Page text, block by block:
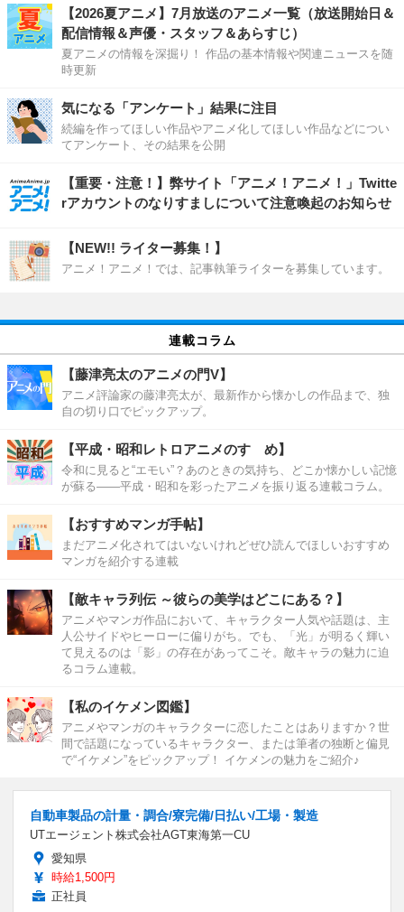
【2026夏アニメ】7月放送のアニメ一覧（放送開始日＆
配信情報＆声優・スタッフ＆あらすじ）
夏アニメの情報を深掘り！ 作品の基本情報や関連ニュースを随
時更新
気になる「アンケート」結果に注目
続編を作ってほしい作品やアニメ化してほしい作品などについ
てアンケート、その結果を公開
【重要・注意！】弊サイト「アニメ！アニメ！」Twitte
rアカウントのなりすましについて注意喚起のお知らせ
【NEW!! ライター募集！】
アニメ！アニメ！では、記事執筆ライターを募集しています。
連載コラム
【藤津亮太のアニメの門V】
アニメ評論家の藤津亮太が、最新作から懐かしの作品まで、独
自の切り口でピックアップ。
【平成・昭和レトロアニメのすゝめ】
令和に見ると“エモい”？あのときの気持ち、どこか懐かしい記憶
が蘇る――平成・昭和を彩ったアニメを振り返る連載コラム。
【おすすめマンガ手帖】
まだアニメ化されてはいないけれどぜひ読んでほしいおすすめ
マンガを紹介する連載
【敵キャラ列伝 ～彼らの美学はどこにある？】
アニメやマンガ作品において、キャラクター人気や話題は、主
人公サイドやヒーローに偏りがち。でも、「光」が明るく輝い
て見えるのは「影」の存在があってこそ。敵キャラの魅力に迫
るコラム連載。
【私のイケメン図鑑】
アニメやマンガのキャラクターに恋したことはありますか？世
間で話題になっているキャラクター、または筆者の独断と偏見
で“イケメン”をピックアップ！ イケメンの魅力をご紹介♪
自動車製品の計量・調合/寮完備/日払い/工場・製造
UTエージェント株式会社AGT東海第一CU
愛知県
時給1,500円
正社員